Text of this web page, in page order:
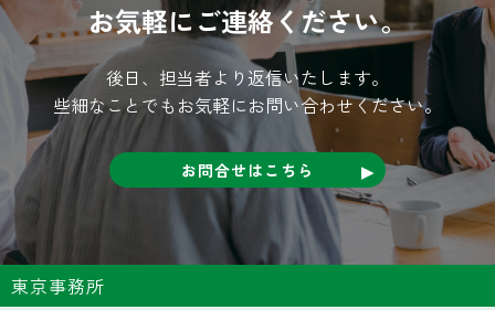
お気軽にご連絡ください。
後日、担当者より返信いたします。
些細なことでもお気軽にお問い合わせください。
お問合せはこちら
東京事務所